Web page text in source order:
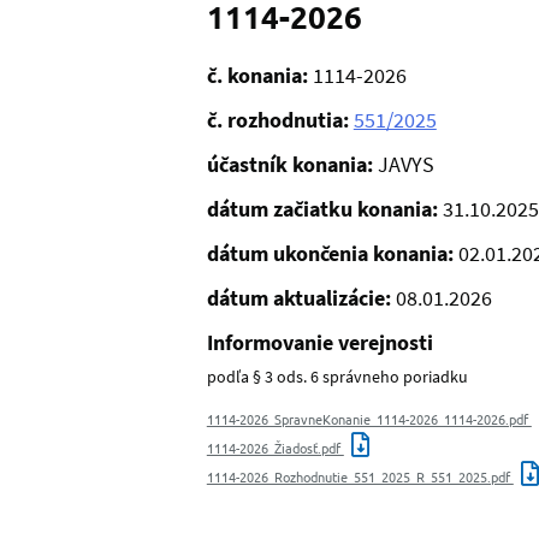
1114-2026
č. konania: 1114-2026
č. rozhodnutia:551/2025
účastník konania:JAVYS
dátum začiatku konania:31.10.2025
dátum ukončenia konania:
dátum aktualizácie:08.01.2026
Informovanie verejnosti
podľa § 3 ods. 6 správneho poriadku
1114-2026_SpravneKonanie_1114-2026_1114-2026.pdf
1114-2026_Žiadosť.pdf
1114-2026_Rozhodnutie_551_2025_R_551_2025.pdf